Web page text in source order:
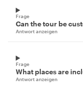
Frage
Can the tour be
Antwort anzeigen
Frage
What places are
Antwort anzeigen